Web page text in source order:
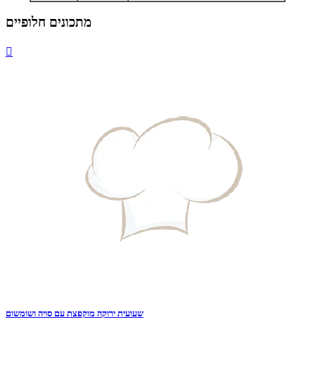
מתכונים חלופיים

שעועית ירוקה מוקפצת עם סויה ושומשום